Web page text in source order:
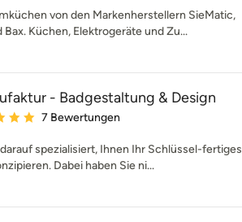
von den Markenherstellern SieMatic,
Küchen, Elektrogeräte und Zu...
- Badgestaltung & Design
Bewertung: 5 von 5 Sternen
7 Bewertungen
spezialisiert, Ihnen Ihr Schlüssel-fertiges
Dabei haben Sie ni...